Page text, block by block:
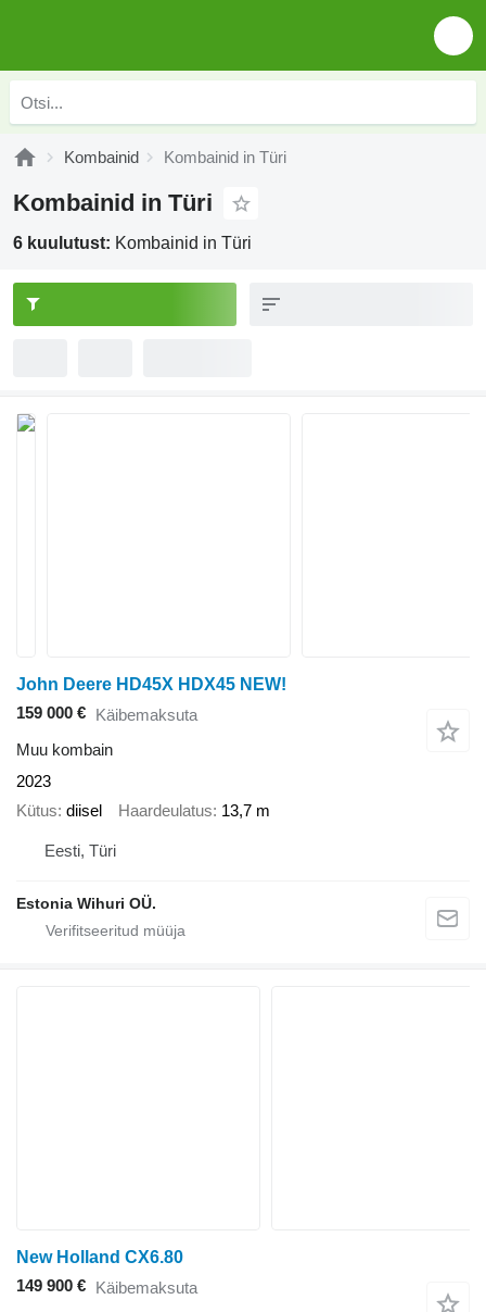
Kombainid Kombainid in Türi
Kombainid in Türi
6 kuulutust: Kombainid in Türi
John Deere HD45X HDX45 NEW!
159 000 € Käibemaksuta
Muu kombain
2023
Kütus diisel Haardeulatus 13,7 m
Eesti, Türi
Estonia Wihuri OÜ.
New Holland CX6.80
149 900 € Käibemaksuta